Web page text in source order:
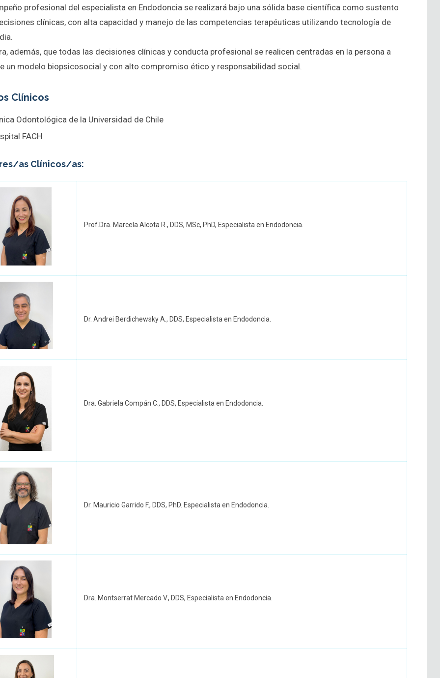
profesional del especialista en Endodoncia se realizará bajo una sólida base científica como sustento
clínicas, con alta capacidad y manejo de las competencias terapéuticas utilizando tecnología de
además, que todas las decisiones clínicas y conducta profesional se realicen centradas en la persona a
un modelo biopsicosocial y con alto compromiso ético y responsabilidad social.
Clínicos
Odontológica de la Universidad de Chile
FACH
as Clínicos/as:
Prof.Dra. Marcela Alcota R., DDS, MSc, PhD, Especialista en Endodoncia.
Dr. Andrei Berdichewsky A., DDS, Especialista en Endodoncia.
Dra. Gabriela Compán C., DDS, Especialista en Endodoncia.
Dr. Mauricio Garrido F., DDS, PhD. Especialista en Endodoncia.
Dra. Montserrat Mercado V., DDS, Especialista en Endodoncia.